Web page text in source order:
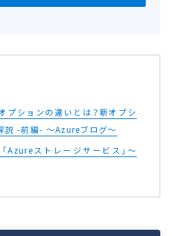
ションの違いとは？新オプシ
説 -前編- ～Azureブログ～
Azureストレージサービス」～